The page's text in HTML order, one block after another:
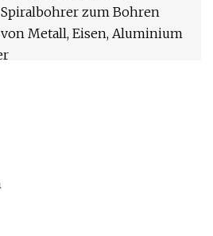
Spiralbohrer zum Bohren
von Metall, Eisen, Aluminium